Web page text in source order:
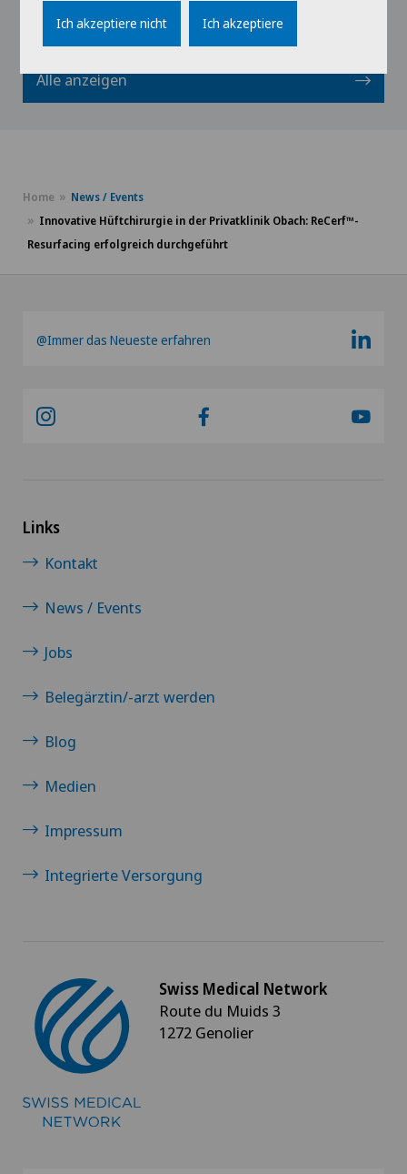
Alle anzeigen
Home
News / Events
Innovative Hüftchirurgie in der Privatklinik Obach: ReCerf™-
Resurfacing erfolgreich durchgeführt
@Immer das Neueste erfahren
Links
Kontakt
News / Events
Jobs
Belegärztin/-arzt werden
Blog
Medien
Impressum
Integrierte Versorgung
Swiss Medical Network
Route du Muids 3
1272 Genolier
Ich akzeptiere nicht Ich akzeptiere